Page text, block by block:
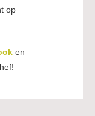
op
en